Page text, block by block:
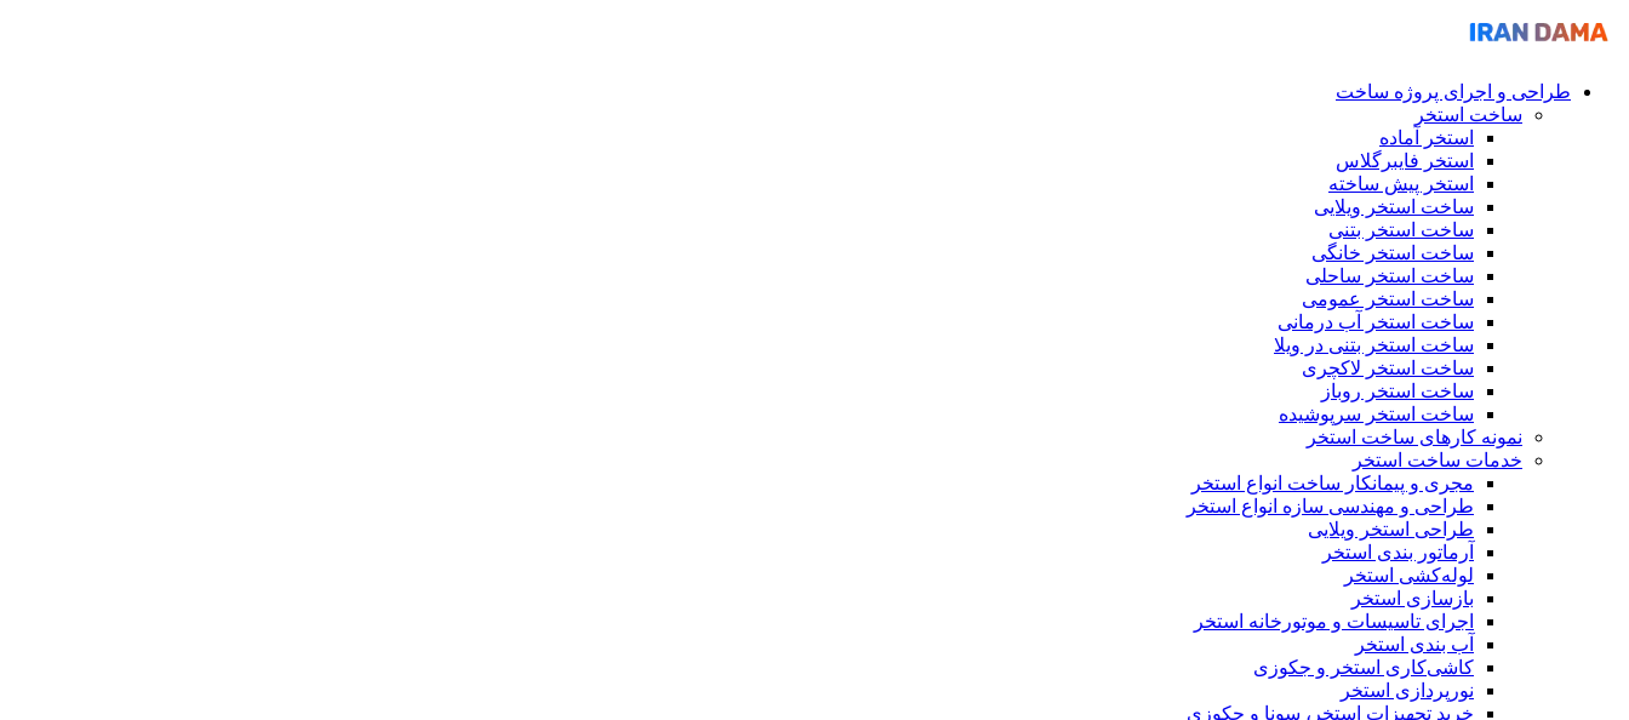
طراحی و اجرای پروژه ساخت
ساخت استخر
استخر آماده
استخر فایبرگلاس
استخر پیش ساخته
ساخت استخر ویلایی
ساخت استخر بتنی
ساخت استخر خانگی
ساخت استخر ساحلی
ساخت استخر عمومی
ساخت استخر آب درمانی
ساخت استخر بتنی در ویلا
ساخت استخر لاکچری
ساخت استخر روباز
ساخت استخر سرپوشیده
نمونه کارهای ساخت استخر
خدمات ساخت استخر
مجری و پیمانکار ساخت انواع استخر
طراحی و مهندسی سازه انواع استخر
طراحی استخر ویلایی
آرماتور بندی استخر
لوله‌کشی استخر
بازسازی استخر
اجرای تاسیسات و موتورخانه استخر
آب‌ بندی استخر
کاشی‌کاری استخر و جکوزی
نورپردازی استخر
خرید تجهیزات استخر، سونا و جکوزی